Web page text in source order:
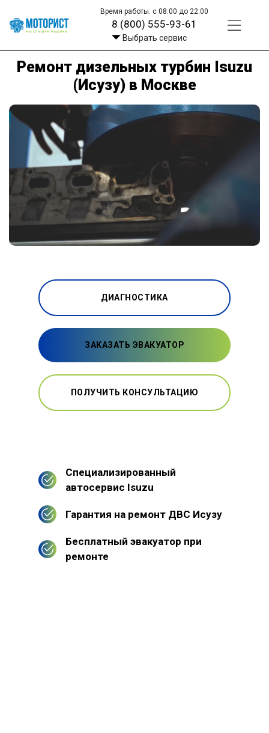
Время работы: с 08:00 до 22:00
8 (800) 555-93-61
Выбрать сервис
Ремонт дизельных турбин Isuzu
(Исузу) в Москве
ДИАГНОСТИКА
ЗАКАЗАТЬ ЭВАКУАТОР
ПОЛУЧИТЬ КОНСУЛЬТАЦИЮ
Специализированный
автосервис Isuzu
Гарантия на ремонт ДВС Исузу
Бесплатный эвакуатор при
ремонте